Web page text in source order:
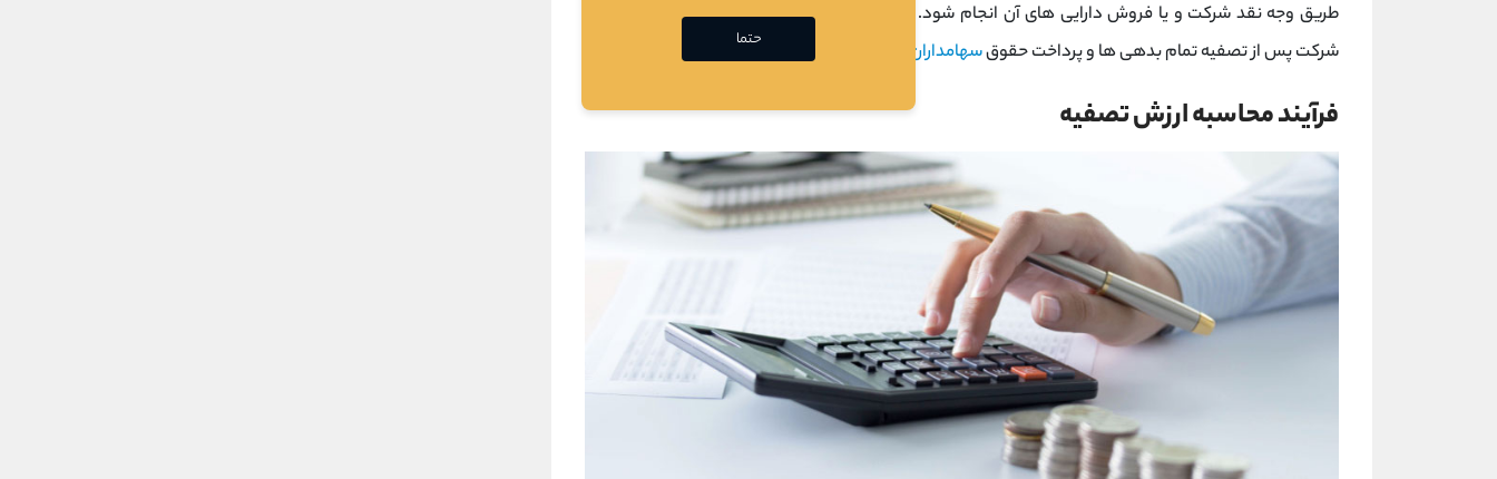
طریق وجه نقد شرکت و یا فروش دارایی های آن انجام شود. به طور کلی به کمک این روش، ارزش سهام یک
شرکت پس از تصفیه تمام بدهی ها و پرداخت حقوقسهامداران مشخص می شود.
فرآیند محاسبه ارزش تصفیه
حتما